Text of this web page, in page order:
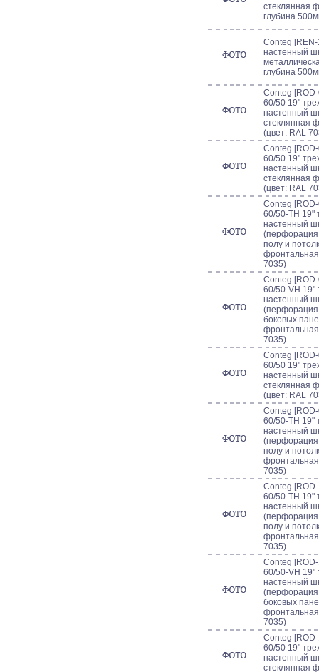
стеклянная
глубина
Conteg
настенный
глубина
Conteg
60/50 19"
настенный
стеклянная
(цвет: RAL
Conteg
60/50 19"
настенный
стеклянная
(цвет: RAL
Conteg
60/50-TH 19"
настенный
(перфорация
полу и
7035)
Conteg
60/50-VH 19"
настенный
(перфорация
боковых
7035)
Conteg
60/50 19"
настенный
стеклянная
(цвет: RAL
Conteg
60/50-TH 19"
настенный
(перфорация
полу и
7035)
Conteg
60/50-TH 19"
настенный
(перфорация
полу и
7035)
Conteg
60/50-VH 19"
настенный
(перфорация
боковых
7035)
Conteg
60/50 19"
настенный
стеклянная